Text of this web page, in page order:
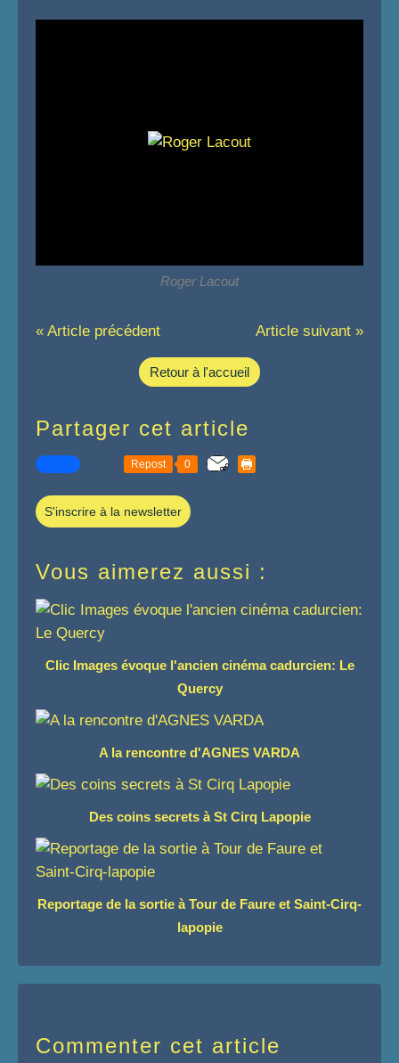
Roger Lacout
« Article précédent Article suivant »
Retour à l'accueil
Partager cet article
Repost 0
S'inscrire à la newsletter
Vous aimerez aussi :
Clic Images évoque l'ancien cinéma cadurcien: Le
Quercy
A la rencontre d'AGNES VARDA
Des coins secrets à St Cirq Lapopie
Reportage de la sortie à Tour de Faure et Saint-Cirq-
lapopie
Commenter cet article